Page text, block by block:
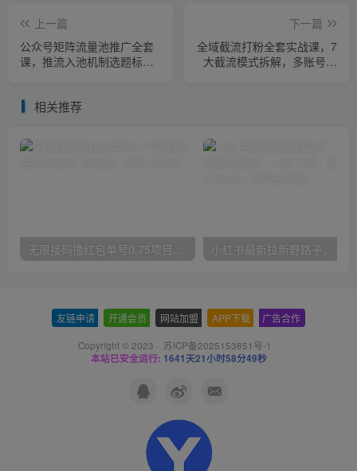
上一篇
公众号矩阵流量池推广全套
课，推流入池机制选题标题
下一篇
全域截流打粉全套实战课，7
大截流模式拆解，多账号养
相关推荐
无限接码撸红包单号0.75项目无偿分享给你【揭秘】
友链申请 开通会员 网站加盟 APP下载 广告合作
Copyright © 2023 · 苏ICP备2025153851号-1 ·
本站已安全运行: 1641天21小时58分50秒